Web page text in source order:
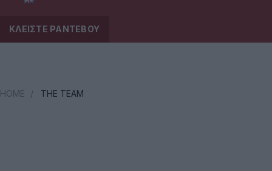
ΚΛΕΙΣΤΕ ΡΑΝΤΕΒΟΥ
HOME / THE TEAM